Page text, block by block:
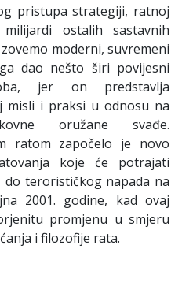
pristupa strategiji, ratnoj
ostalih sastavnih
moderni, suvremeni
dao nešto širi povijesni
jer on predstavlja
misli i praksi u odnosu na
oružane svađe.
ratom započelo je novo
koje će potrajati
do terorističkog napada na
2001. godine, kad ovaj
promjenu u smjeru
i filozofije rata.